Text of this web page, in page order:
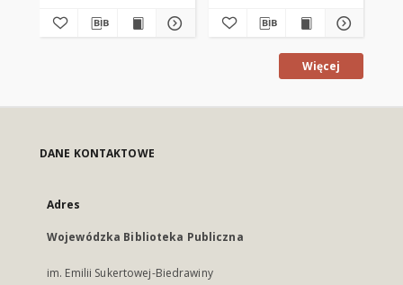
Więcej
DANE KONTAKTOWE
Adres
Wojewódzka Biblioteka Publiczna
im. Emilii Sukertowej-Biedrawiny